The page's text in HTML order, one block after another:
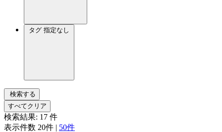
タグ 指定なし
検索する
すべてクリア
検索結果: 17 件
表示件数 20件 | 50件